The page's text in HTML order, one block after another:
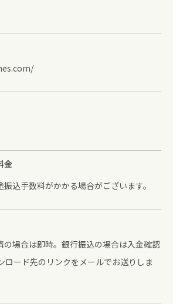
金
込手数料がかかる場合がございます。
の場合は即時。銀行振込の場合は入金確認
ロード先のリンクをメールでお送りしま